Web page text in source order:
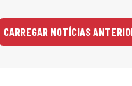
CARREGAR NOTÍCIAS